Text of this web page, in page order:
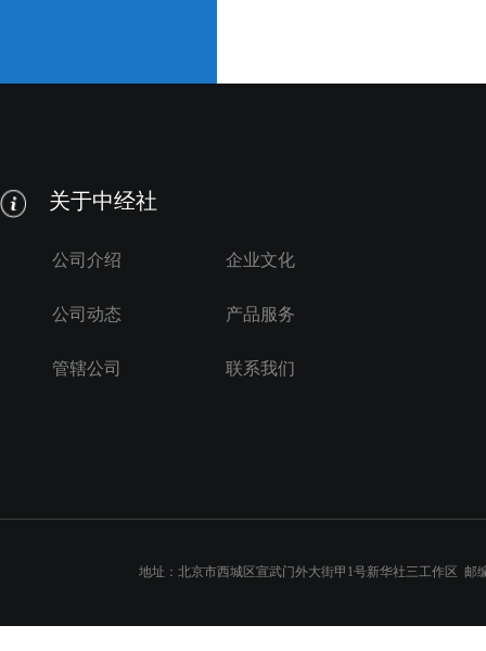
关于中经社
公司介绍 企业文化
公司动态 产品服务
管辖公司 联系我们
地址：北京市西城区宣武门外大街甲1号新华社三工作区